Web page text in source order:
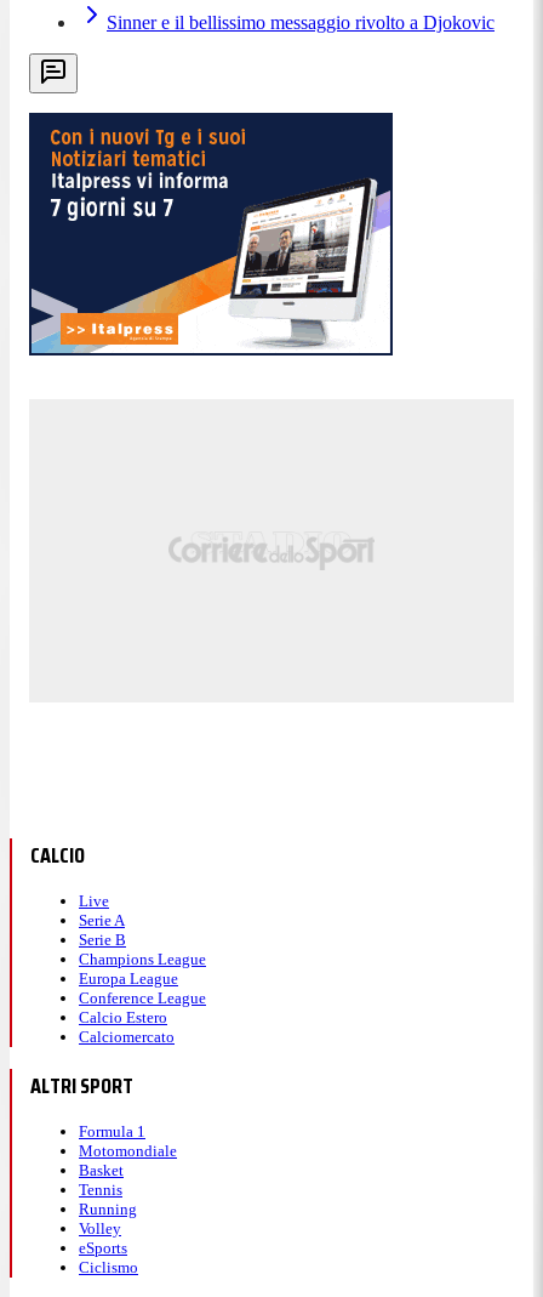
Sinner e il bellissimo messaggio rivolto a Djokovic
CALCIO
Live
Serie A
Serie B
Champions League
Europa League
Conference League
Calcio Estero
Calciomercato
ALTRI SPORT
Formula 1
Motomondiale
Basket
Tennis
Running
Volley
eSports
Ciclismo